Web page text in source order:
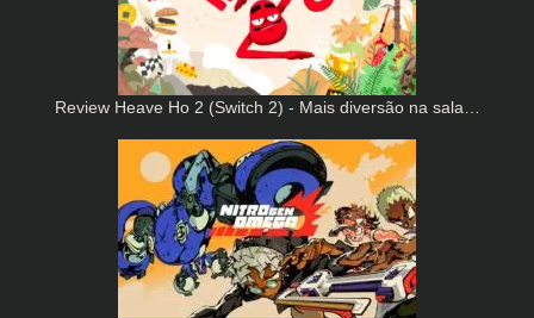
Review Heave Ho 2 (Switch 2) - Mais diversão na sala…